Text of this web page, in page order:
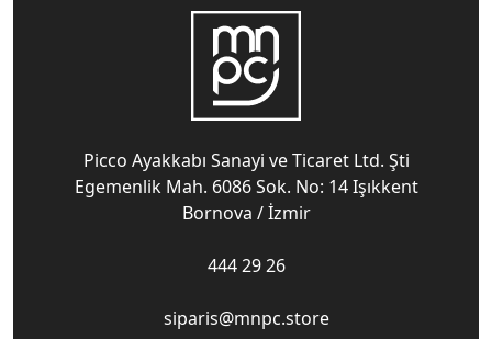
Picco Ayakkabı Sanayi ve Ticaret Ltd. Şti
Egemenlik Mah. 6086 Sok. No: 14 Işıkkent
Bornova / İzmir
444 29 26
siparis@mnpc.store